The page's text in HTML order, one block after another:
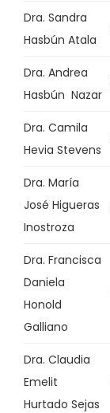
Dra. Sandra
Hasbún Atala
Dra. Andrea
Hasbún Nazar
Dra. Camila
Hevia Stevens
Dra. María
José Higueras
Inostroza
Dra. Francisca
Daniela
Honold
Galliano
Dra. Claudia
Emelit
Hurtado Sejas